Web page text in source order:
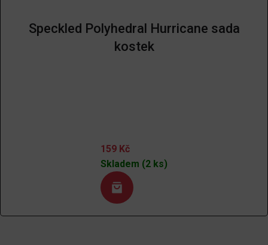
Speckled Polyhedral Hurricane sada
kostek
159 Kč
Skladem (2 ks)